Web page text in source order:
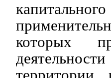
которых